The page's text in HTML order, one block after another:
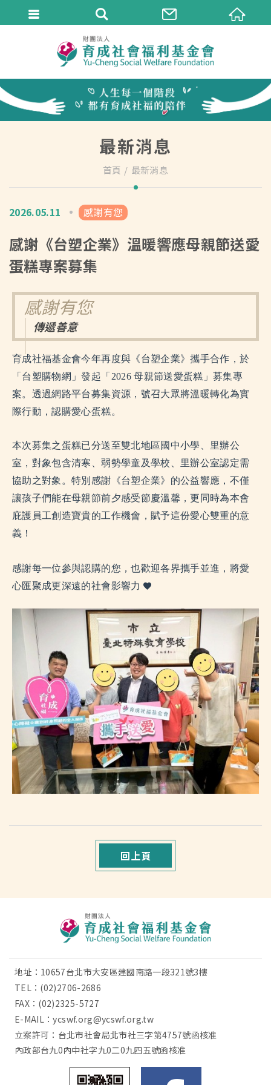
最新消息
首頁 最新消息
2026.05.11 感謝有您
感謝《台塑企業》溫暖響應母親節送愛
蛋糕專案募集
感謝有您
傳遞善意
育成社福基金會今年再度與《台塑企業》攜手合作，於
「 台塑購物網」發起「2026 母親節送愛蛋糕」募集專
案。透過網路平台募集資源， 號召大眾將溫暖轉化為實
際行動，認購愛心蛋糕。
本次募集之蛋糕已分送至雙北地區國中小學、里辦公
室， 對象包含清寒、弱勢學童及學校、里辦公室認定需
協助之對象。特別感謝《台塑企業》的公益響應， 不僅
讓孩子們能在母親節前夕感受節慶溫馨，更同時為本會
庇護員工創造寶貴的工作機會，賦予這份愛心雙重的意
義！
感謝每一位參與認購的您，也歡迎各界攜手並進，將愛
心匯聚成更深遠的社會影響力
回上頁
地址：10657台北市大安區建國南路一段321號3樓
TEL： (02)2706-2686
FAX：(02)2325-5727
E-MAIL：ycswf.org@ycswf.org.tw
立案許可：台北市社會局北市社三字第4757號函核准
內政部台九0內中社字九0二0九四五號函核准